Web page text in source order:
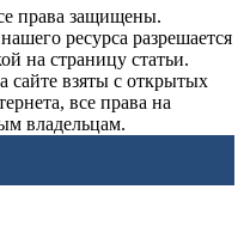
права защищены.
ресурса разрешается
на страницу статьи.
сайте взяты с открытых
все права на
владельцам.